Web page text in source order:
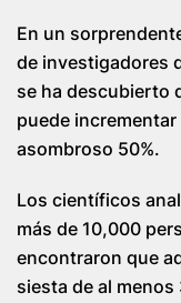
En un
de investigadores
se ha descubierto
puede
asombroso 50%.
Los científicos
más de 10,000
encontraron que
siesta de al